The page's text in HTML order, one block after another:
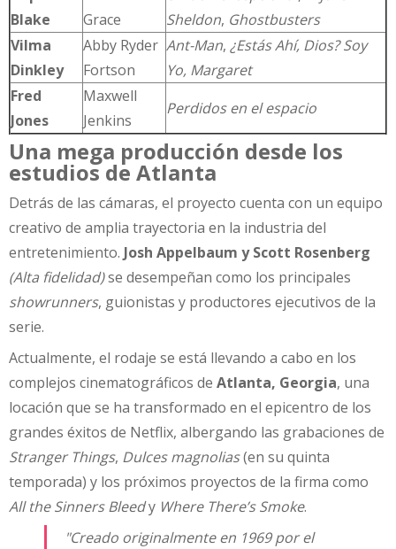
Blake
Grace
Sheldon, Ghostbusters
Vilma
Dinkley
Abby Ryder
Fortson
Ant-Man, ¿Estás Ahí, Dios? Soy
Yo, Margaret
Fred
Jones
Maxwell
Jenkins
Perdidos en el espacio
Una mega producción desde los
estudios de Atlanta
Detrás de las cámaras, el proyecto cuenta con un equipo
creativo de amplia trayectoria en la industria del
entretenimiento. Josh Appelbaum y Scott Rosenberg
(Alta fidelidad)se desempeñan como los principales
showrunners, guionistas y productores ejecutivos de la
serie.
Actualmente, el rodaje se está llevando a cabo en los
complejos cinematográficos de Atlanta, Georgia, una
locación que se ha transformado en el epicentro de los
grandes éxitos de Netflix, albergando las grabaciones de
Stranger Things, Dulces magnolias(en su quinta
temporada) y los próximos proyectos de la firma como
All the Sinners Bleedy Where There’s Smoke.
"Creado originalmente en 1969 por el